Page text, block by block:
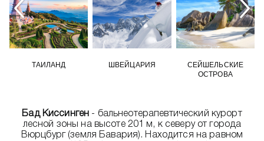
ТАИЛАНД ШВЕЙЦАРИЯ
СЕЙШЕЛЬСКИЕ
ОСТРОВА
Бад Киссинген - бальнеотерапевтический курорт
лесной зоны на высоте 201 м, к северу от города
Вюрцбург (земля Бавария). Находится на равном